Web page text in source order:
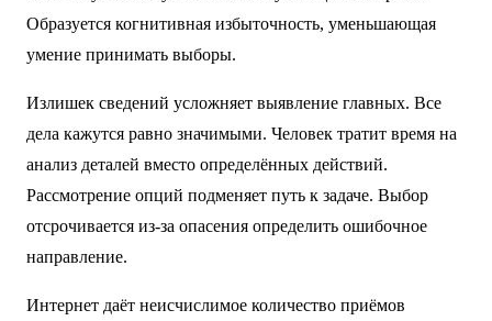
Образуется когнитивная избыточность, уменьшающая
умение принимать выборы.
Излишек сведений усложняет выявление главных. Все
дела кажутся равно значимыми. Человек тратит время на
анализ деталей вместо определённых действий.
Рассмотрение опций подменяет путь к задаче. Выбор
отсрочивается из-за опасения определить ошибочное
направление.
Интернет даёт неисчислимое количество приёмов